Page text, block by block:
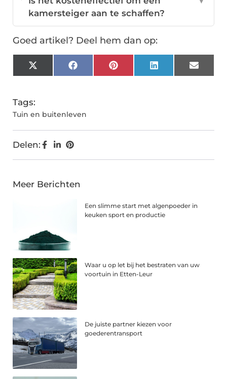
kamersteiger aan te schaffen?
Goed artikel? Deel hem dan op:
X
(Twitter)
FacebookPinterestLinkedInEmail
Tags:
Tuin en buitenleven
Delen:
Meer Berichten
Een slimme start met algenpoeder in
keuken sport en productie
Waar u op let bij het bestraten van uw
voortuin in Etten-Leur
De juiste partner kiezen voor
goederentransport